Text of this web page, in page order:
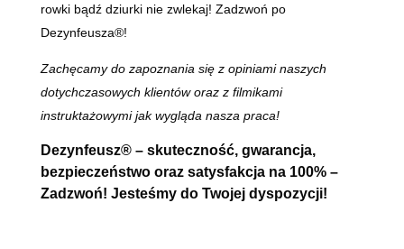
rowki bądź dziurki nie zwlekaj! Zadzwoń po
Dezynfeusza®!
Zachęcamy do zapoznania się z opiniami naszych
dotychczasowych klientów oraz z filmikami
instruktażowymi jak wygląda nasza praca!
Dezynfeusz® – skuteczność, gwarancja,
bezpieczeństwo oraz satysfakcja na 100% –
Zadzwoń! Jesteśmy do Twojej dyspozycji!